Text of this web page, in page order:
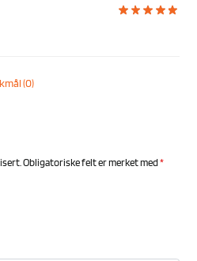
(0)
Obligatoriske felt er merket med*